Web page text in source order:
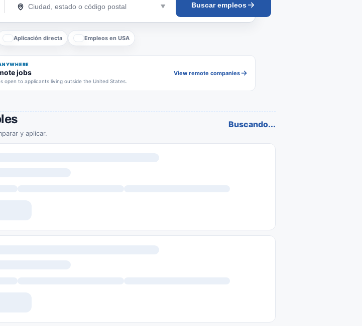
Buscar empleos
Aplicación directa Empleos en USA
jobs
open to applicants living outside the United States.
View remote companies
y aplicar.
Buscando...